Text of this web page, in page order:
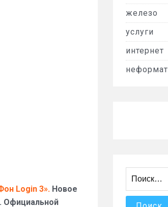
Login 3». Новое
Официальной
железо
услуги
интернет
неформат